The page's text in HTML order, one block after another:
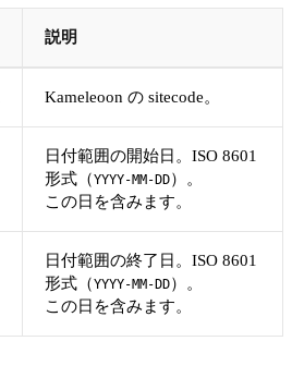
説明
Kameleoon の sitecode。
日付範囲の開始日。ISO 8601
形式（YYYY-MM-DD）。
この日を含みます。
日付範囲の終了日。ISO 8601
形式（YYYY-MM-DD）。
この日を含みます。